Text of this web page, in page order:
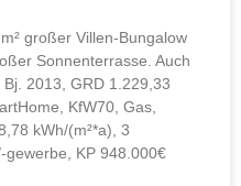
großer Villen-Bungalow
Sonnenterrasse. Auch
2013, GRD 1.229,33
KfW70, Gas,
kWh/(m²*a), 3
gewerbe, KP 948.000€